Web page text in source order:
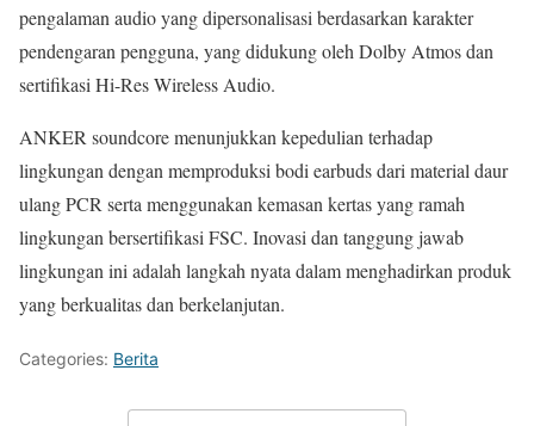
pengalaman audio yang dipersonalisasi berdasarkan karakter
pendengaran pengguna, yang didukung oleh Dolby Atmos dan
sertifikasi Hi-Res Wireless Audio.
ANKER soundcore menunjukkan kepedulian terhadap
lingkungan dengan memproduksi bodi earbuds dari material daur
ulang PCR serta menggunakan kemasan kertas yang ramah
lingkungan bersertifikasi FSC. Inovasi dan tanggung jawab
lingkungan ini adalah langkah nyata dalam menghadirkan produk
yang berkualitas dan berkelanjutan.
Categories: Berita